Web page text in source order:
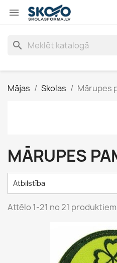

search
Mājas Skolas Mārupes
MĀRUPES
Atbilstība
Attēlo 1-21 no 21 produktiem